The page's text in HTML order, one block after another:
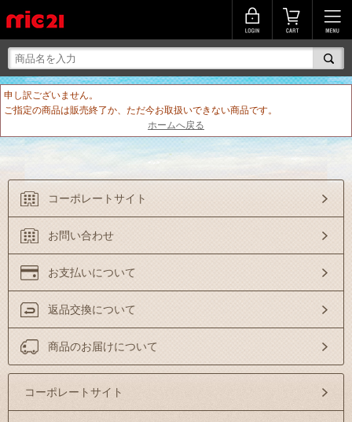
申し訳ございません。
ご指定の商品は販売終了か、ただ今お取扱いできない商品です。
ホームへ戻る
コーポレートサイト
お問い合わせ
お支払いについて
返品交換について
商品のお届けについて
コーポレートサイト